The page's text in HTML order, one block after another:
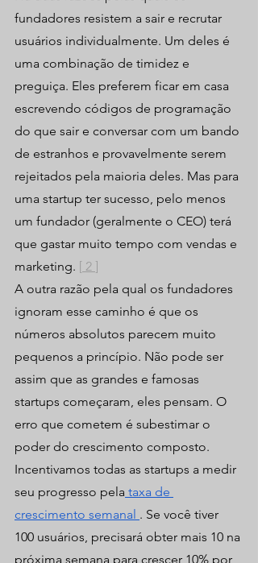
fundadores resistem a sair e recrutar
usuários individualmente. Um deles é
uma combinação de timidez e
preguiça. Eles preferem ficar em casa
escrevendo códigos de programação
do que sair e conversar com um bando
de estranhos e provavelmente serem
rejeitados pela maioria deles. Mas para
uma startup ter sucesso, pelo menos
um fundador (geralmente o CEO) terá
que gastar muito tempo com vendas e
marketing. [ 2 ]
A outra razão pela qual os fundadores
ignoram esse caminho é que os
números absolutos parecem muito
pequenos a princípio. Não pode ser
assim que as grandes e famosas
startups começaram, eles pensam. O
erro que cometem é subestimar o
poder do crescimento composto.
Incentivamos todas as startups a medir
seu progresso pela taxa de
crescimento semanal . Se você tiver
100 usuários, precisará obter mais 10 na
próxima semana para crescer 10% por